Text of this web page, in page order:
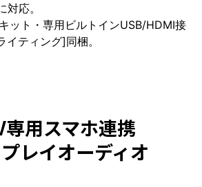
応。
ット・専用ビルトインUSB/HDMI接
ティング]同梱。
専用スマホ連携
レイオーディオ